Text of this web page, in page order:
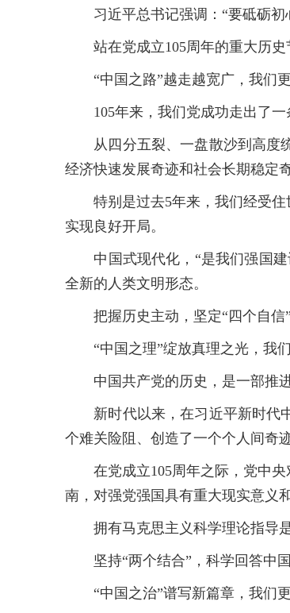
习近平总书记强调：“要砥砺初
站在党成立105周年的重大历史
“中国之路”越走越宽广，我们更
105年来，我们党成功走出了一
从四分五裂、一盘散沙到高度统
经济快速发展奇迹和社会长期稳定
特别是过去5年来，我们经受住
实现良好开局。
中国式现代化，“是我们强国建
全新的人类文明形态。
把握历史主动，坚定“四个自信”
“中国之理”绽放真理之光，我们
中国共产党的历史，是一部推进
新时代以来，在习近平新时代中
个难关险阻、创造了一个个人间奇迹
在党成立105周年之际，党中央
南，对强党强国具有重大现实意义
拥有马克思主义科学理论指导是
坚持“两个结合”，科学回答中国
“中国之治”谱写新篇章，我们更